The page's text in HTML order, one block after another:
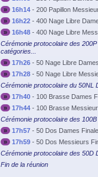
»
16h14- 200 Papillon
»
16h22- 400 Nage Libre
»
16h48- 400 Nage Libre
Cérémonie protocolaire des
catégories...
»
17h26- 50 Nage Libre
»
17h28- 50 Nage Libre
Cérémonie protocolaire du 50NL
»
17h40- 100 Brasse Dames
»
17h44- 100 Brasse
Cérémonie protocolaire des 100B
»
17h57- 50 Dos Dames
»
17h59- 50 Dos Messieurs
Cérémonie protocolaire des 50D
Fin de la réunion